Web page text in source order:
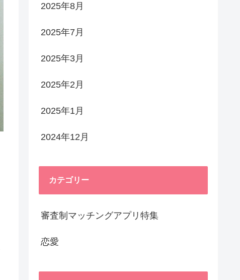
2025年8月
2025年7月
2025年3月
2025年2月
2025年1月
2024年12月
カテゴリー
審査制マッチングアプリ特集
恋愛